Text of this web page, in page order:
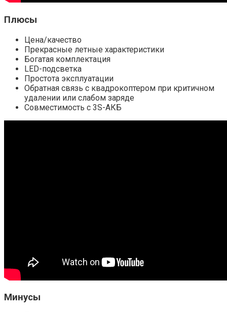
Плюсы
Цена/качество
Прекрасные летные характеристики
Богатая комплектация
LED-подсветка
Простота эксплуатации
Обратная связь с квадрокоптером при критичном
удалении или слабом заряде
Совместимость с 3S-АКБ
Минусы